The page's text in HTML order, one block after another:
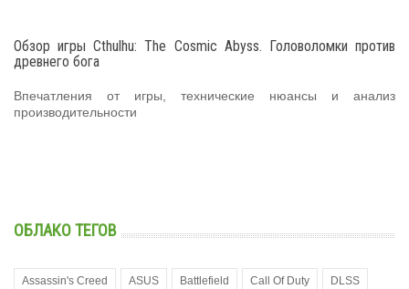
Обзор игры Cthulhu: The Cosmic Abyss. Головоломки против
древнего бога
Впечатления от игры, технические нюансы и анализ
производительности
ОБЛАКО ТЕГОВ
Assassin's Creed ASUS Battlefield Call Of Duty DLSS